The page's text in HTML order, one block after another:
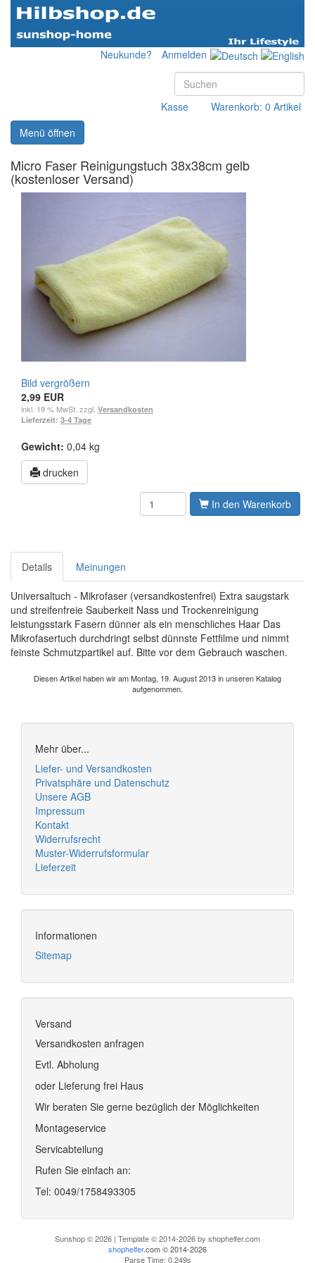
Neukunde? Anmelden
Kasse
Warenkorb: 0 Artikel
Menü öffnen
Micro Faser Reinigungstuch 38x38cm gelb
(kostenloser Versand)
Bild vergrößern
2,99 EUR
inkl. 19 % MwSt. zzgl. Versandkosten
Lieferzeit: 3-4 Tage
Gewicht: 0,04 kg
drucken
In den Warenkorb
Details Meinungen
Universaltuch - Mikrofaser (versandkostenfrei) Extra saugstark
und streifenfreie Sauberkeit Nass und Trockenreinigung
leistungsstark Fasern dünner als ein menschliches Haar Das
Mikrofasertuch durchdringt selbst dünnste Fettfilme und nimmt
feinste Schmutzpartikel auf. Bitte vor dem Gebrauch waschen.
Diesen Artikel haben wir am Montag, 19. August 2013 in unseren Katalog
aufgenommen.
Mehr über...
Liefer- und Versandkosten
Privatsphäre und Datenschutz
Unsere AGB
Impressum
Kontakt
Widerrufsrecht
Muster-Widerrufsformular
Lieferzeit
Informationen
Sitemap
Versand
Versandkosten anfragen
Evtl. Abholung
oder Lieferung frei Haus
Wir beraten Sie gerne bezüglich der Möglichkeiten
Montageservice
Servicabteilung
Rufen Sie einfach an:
Tel: 0049/1758493305
Sunshop © 2026 | Template © 2014-2026 by shophelfer.com
shophelfer.com © 2014-2026
Parse Time: 0.249s